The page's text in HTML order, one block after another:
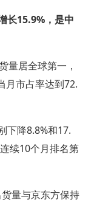
长15.9%，是中
量居全球第一，
月市占率达到72.
下降8.8%和17.
续10个月排名第
量与京东方保持